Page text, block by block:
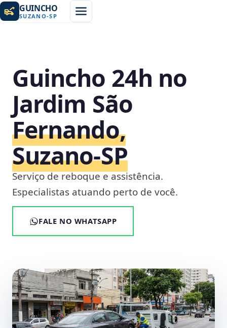
GUINCHO
SUZANO-SP
Guincho 24h no
Jardim São
Fernando,
Suzano‑SP
Serviço de reboque e assistência.
Especialistas atuando perto de você.
FALE NO WHATSAPP